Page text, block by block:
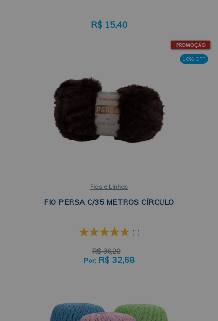
R$ 15,40
10% OFF
Fios e Linhas
FIO PERSA C/35 METROS CÍRCULO
(1)
R$ 36,20
R$ 32,58